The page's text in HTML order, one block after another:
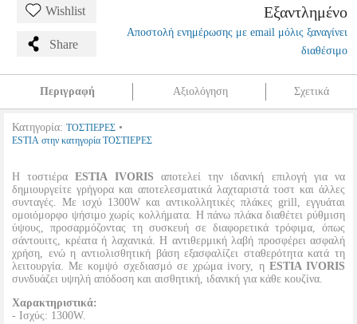
Wishlist
Share
Εξαντλημένο
Αποστολή ενημέρωσης με email μόλις ξαναγίνει
διαθέσιμο
Περιγραφή Αξιολόγηση Σχετικά
Κατηγορία: ΤΟΣΤΙΕΡΕΣ •
ESTIA στην κατηγορία ΤΟΣΤΙΕΡΕΣ
Η τοστιέραESTIA IVORIS αποτελεί την ιδανική επιλογή για να
δημιουργείτε γρήγορα και αποτελεσματικά λαχταριστά τοστ και άλλες
συνταγές. Με ισχύ 1300W και αντικολλητικές πλάκες grill, εγγυάται
ομοιόμορφο ψήσιμο χωρίς κολλήματα. Η πάνω πλάκα διαθέτει ρύθμιση
ύψους, προσαρμόζοντας τη συσκευή σε διαφορετικά τρόφιμα, όπως
σάντουιτς, κρέατα ή λαχανικά. Η αντιθερμική λαβή προσφέρει ασφαλή
χρήση, ενώ η αντιολισθητική βάση εξασφαλίζει σταθερότητα κατά τη
λειτουργία. Με κομψό σχεδιασμό σε χρώμα ivory, η ESTIA IVORIS
συνδυάζει υψηλή απόδοση και αισθητική, ιδανική για κάθε κουζίνα.
Χαρακτηριστικά:
- Ισχύς: 1300W.